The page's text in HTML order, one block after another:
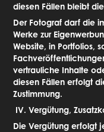
diesen Fällen bleibt
Der Fotograf darf die
Werke zur
Website, in Portfolios,
vertrauliche Inhalte
diesen Fällen erfolgt
Zustimmung.
IV. Vergütung,
Die Vergütung erfolgt